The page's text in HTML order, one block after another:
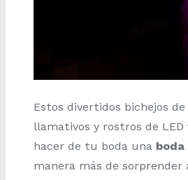
Estos divertidos bichejos de
llamativos y rostros de LED
hacer de tu boda una
manera más de sorprender